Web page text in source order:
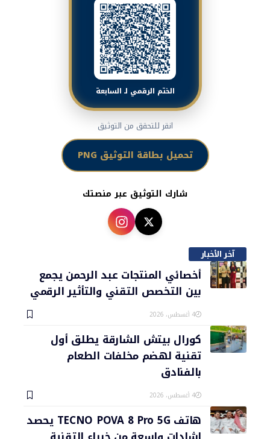
الختم الرقمي لـ السابعة
انقر للتحقق من التوثيق
تحميل بطاقة التوثيق PNG
شارك التوثيق عبر منصتك
آخر الأخبار
أخصائي المنتجات عبد الرحمن يجمع
بين التخصص التقني والتأثير الرقمي
4 أغسطس، 2026
كورال بيتش الشارقة يطلق أول
تقنية لهضم مخلفات الطعام
بالفنادق
4 أغسطس، 2026
هاتف TECNO POVA 8 Pro 5G يحصد